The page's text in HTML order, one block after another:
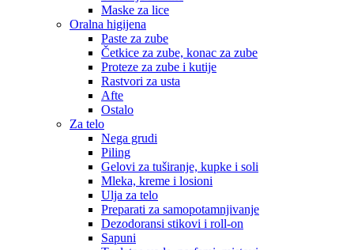
Maske za lice
Oralna higijena
Paste za zube
Četkice za zube, konac za zube
Proteze za zube i kutije
Rastvori za usta
Afte
Ostalo
Za telo
Nega grudi
Piling
Gelovi za tuširanje, kupke i soli
Mleka, kreme i losioni
Ulja za telo
Preparati za samopotamnjivanje
Dezodoransi stikovi i roll-on
Sapuni